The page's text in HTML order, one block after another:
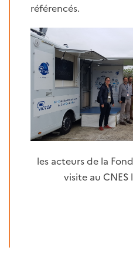
référencés.
les acteurs de la
visite au